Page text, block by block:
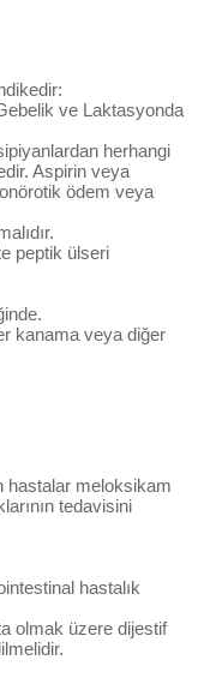
ve Laktasyonda
herhangi
Aspirin veya
ödem veya
peptik ülseri
kanama veya diğer
hastalar meloksikam
tedavisini
hastalık
olmak üzere dijestif